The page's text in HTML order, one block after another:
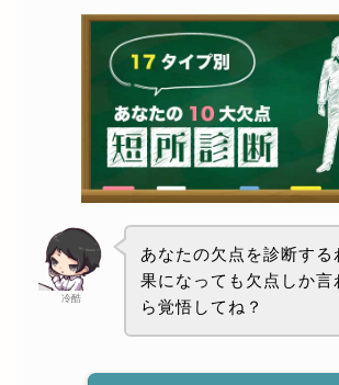
冷酷
あなたの欠点を診断する
果になっても欠点しか言
ら覚悟してね？